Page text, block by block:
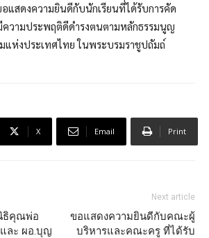
อแสดงความยินดีกับนักเรียนที่ได้รับการคัด
ความประพฤติดีดำรงตนตามหลักธรรมนูญ
แห่งประเทศไทย ในพระบรมราชูปถัมถ์
X Email Print
ธิคุณพ่อ
ละ ผอ.บุญ
Next article
ขอแสดงความยินดีกับคณะผู้
บริหารและคณะครู ที่ได้รับ